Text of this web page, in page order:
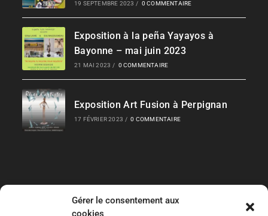
Gérer le consentement aux
cookies
19 SEPTEMBRE 2023 / 0 COMMENTAIRE
Exposition à la peña Yayayos à
Bayonne – mai juin 2023
21 MAI 2023 / 0 COMMENTAIRE
Exposition Art Fusion à Perpignan
17 FÉVRIER 2023 / 0 COMMENTAIRE
Liens Rapides